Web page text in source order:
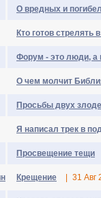
О вредных и
Кто готов стрелять
Форум - это люди, а
О чем молчит
Просьбы двух
Я написал трек в
Просвещение тещи
Крещение 31 Авг